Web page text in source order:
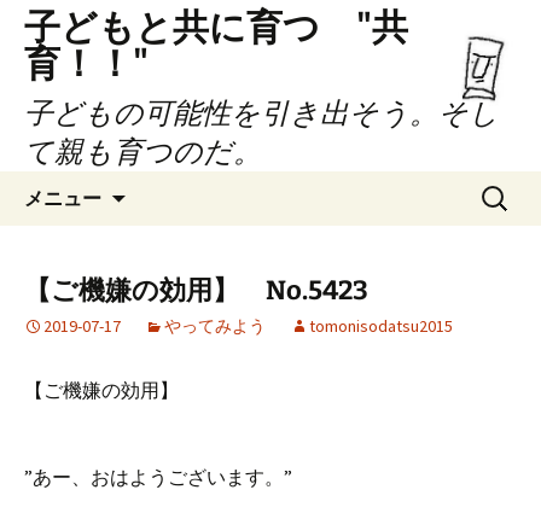
子どもと共に育つ "共
育！！"
子どもの可能性を引き出そう。そし
て親も育つのだ。
メニュー
ン
ツ
キ
検
索:
【ご機嫌の効用】 No.5423
2019-07-17 やってみよう tomonisodatsu2015
【ご機嫌の効用】
”あー、おはようございます。”